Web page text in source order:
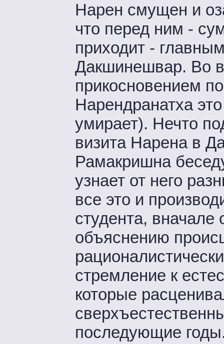
Нарен смущен и
что перед ним -
приходит -
Дакшинешвар. Во
прикосновением
Нарендранатха
умирает). Нечто
визита Нарена в
Рамакришна
узнает от него
все это и
студента, вначале
объяснению
стремление к
которые
последующие